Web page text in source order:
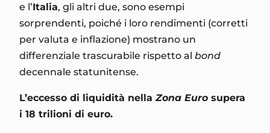
e l’Italia, gli altri due, sono esempi
sorprendenti, poiché i loro rendimenti (corretti
per valuta e inflazione) mostrano un
differenziale trascurabile rispetto al bond
decennale statunitense.
L’eccesso di liquidità nella Zona Euro supera
i 18 trilioni di euro.